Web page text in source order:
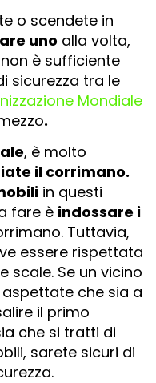
o scendete in
uno alla volta,
è sufficiente
sicurezza tra le
Mondiale
.
, è molto
il corrimano.
in questi
fare è indossare i
Tuttavia,
essere rispettata
scale. Se un vicino
che sia a
il primo
che si tratti di
sarete sicuri di